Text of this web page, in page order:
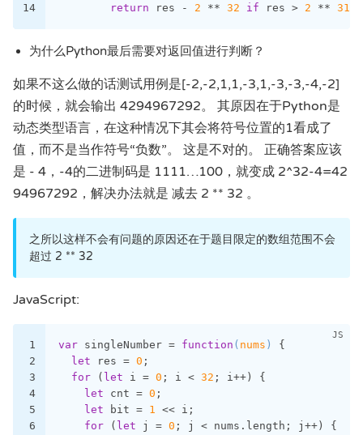
14
return res - 2 ** 32 if res > 2 ** 31
为什么Python最后需要对返回值进行判断？
如果不这么做的话测试用例是[-2,-2,1,1,-3,1,-3,-3,-4,-2]
的时候，就会输出 4294967292。 其原因在于Python是
动态类型语言，在这种情况下其会将符号位置的1看成了
值，而不是当作符号“负数”。 这是不对的。 正确答案应该
是 - 4，-4的二进制码是 1111…100，就变成 2^32-4=42
94967292，解决办法就是 减去 2 ** 32 。
之所以这样不会有问题的原因还在于题目限定的数组范围不会
超过 2 ** 32
JavaScript:
1
2
3
4
5
6
var singleNumber = function ( nums ) {
let res = 0 ;
for ( let i = 0 ; i < 32 ; i++) {
let cnt = 0 ;
let bit = 1 << i;
for ( let j = 0 ; j < nums.length; j++) {